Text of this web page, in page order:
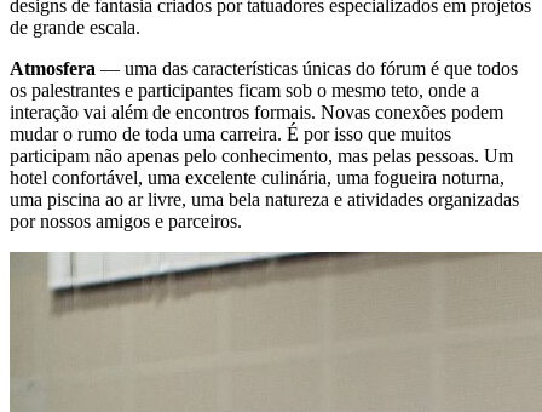
designs de fantasia criados por tatuadores especializados em projetos
de grande escala.
Atmosfera — uma das características únicas do fórum é que todos
os palestrantes e participantes ficam sob o mesmo teto, onde a
interação vai além de encontros formais. Novas conexões podem
mudar o rumo de toda uma carreira. É por isso que muitos
participam não apenas pelo conhecimento, mas pelas pessoas. Um
hotel confortável, uma excelente culinária, uma fogueira noturna,
uma piscina ao ar livre, uma bela natureza e atividades organizadas
por nossos amigos e parceiros.